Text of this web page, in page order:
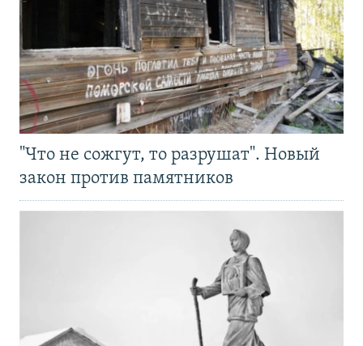
"Что не сожгут, то разрушат". Новый
закон против памятников